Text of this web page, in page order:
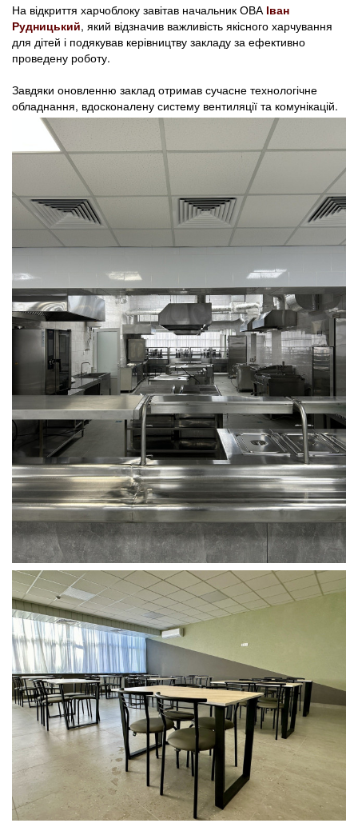
На відкриття харчоблоку завітав начальник ОВА Іван
Рудницький, який відзначив важливість якісного харчування
для дітей і подякував керівництву закладу за ефективно
проведену роботу.
Завдяки оновленню заклад отримав сучасне технологічне
обладнання, вдосконалену систему вентиляції та комунікацій.